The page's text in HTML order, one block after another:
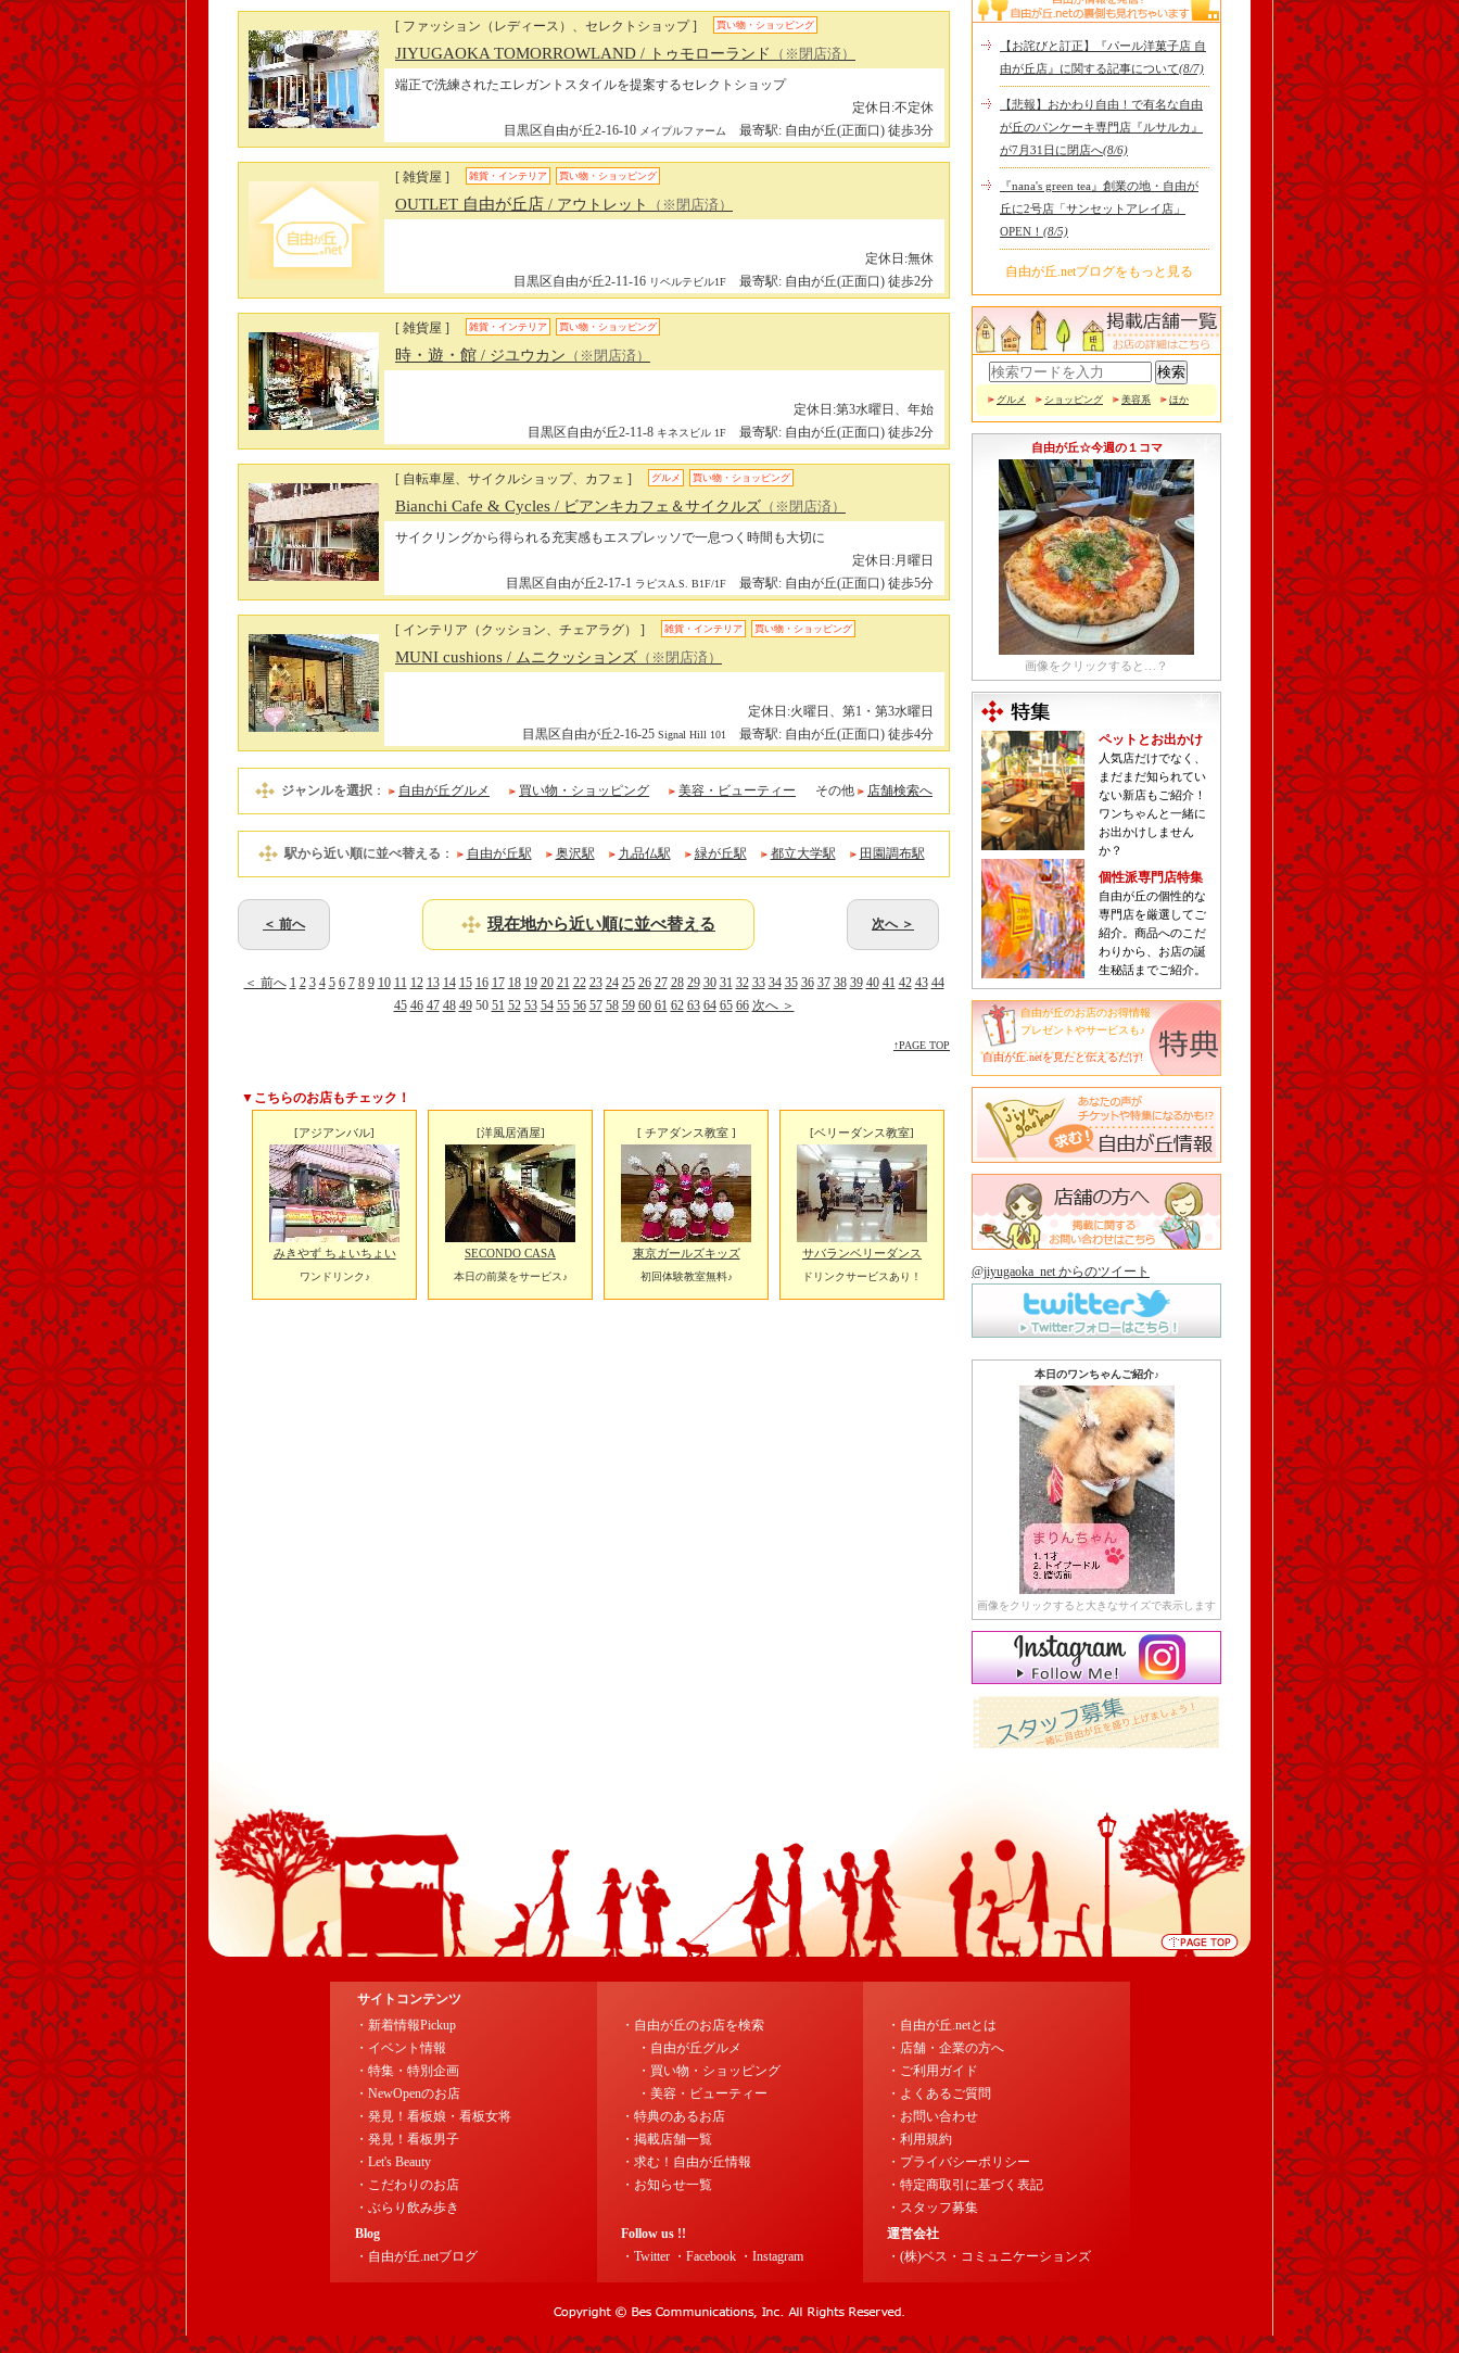
[ ファッション（レディース）、セレクトショップ ] 買い物・ショッピング
JIYUGAOKA TOMORROWLAND / トゥモローランド
（※閉店済）
端正で洗練されたエレガントスタイルを提案するセレクトショップ
定休日:不定休
目黒区自由が丘2-16-10 メイプルファーム 最寄駅: 自由が丘(正面口) 徒歩3分
[ 雑貨屋 ] 雑貨・インテリア 買い物・ショッピング
OUTLET 自由が丘店 / アウトレット （※閉店済）
定休日:無休
目黒区自由が丘2-11-16 リベルテビル1F 最寄駅: 自由が丘(正面口) 徒歩2分
[ 雑貨屋 ] 雑貨・インテリア 買い物・ショッピング
時・遊・館 / ジユウカン （※閉店済）
定休日:第3水曜日、年始
目黒区自由が丘2-11-8 キネスビル 1F 最寄駅: 自由が丘(正面口) 徒歩2分
[ 自転車屋、サイクルショップ、カフェ ] グルメ 買い物・ショッピング
Bianchi Cafe & Cycles / ビアンキカフェ＆サイクルズ （※閉店済）
サイクリングから得られる充実感もエスプレッソで一息つく時間も大切に
定休日:月曜日
目黒区自由が丘2-17-1 ラピスA.S. B1F/1F 最寄駅: 自由が丘(正面口) 徒歩5分
[ インテリア（クッション、チェアラグ） ] 雑貨・インテリア 買い物・ショッピング
MUNI cushions / ムニクッションズ （※閉店済）
定休日:火曜日、第1・第3水曜日
目黒区自由が丘2-16-25 Signal Hill 101 最寄駅: 自由が丘(正面口) 徒歩4分
ジャンルを選択 ： 自由が丘グルメ 買い物・ショッピング 美容・ビューティー その他 店舗検索へ
駅から近い順に並べ替える ： 自由が丘駅 奥沢駅 九品仏駅 緑が丘駅 都立大学駅 田園調布駅
＜ 前へ 現在地から近い順に並べ替える 次へ ＞
＜ 前へ 1 2 3 4 5 6 7 8 9 10 11 12 13 14 15 16 17 18 19 20 21 22 23 24 25 26 27 28 29 30 31 32 33 34 35 36 37 38 39 40 41 42 43 44
45 46 47 48 49 50 51 52 53 54 55 56 57 58 59 60 61 62 63 64 65 66 次へ ＞
↑PAGE TOP
▼こちらのお店もチェック！
[アジアンバル]
みきやず ちょいちょい
ワンドリンク♪
[洋風居酒屋]
SECONDO CASA
本日の前菜をサービス♪
[ チアダンス教室 ]
東京ガールズキッズ
初回体験教室無料♪
[ベリーダンス教室]
サバランベリーダンス
ドリンクサービスあり！
今年も南アルプス @sachiblueberryfarm か
ら美味しいブルーベリーが😋
https://www.instagram.com/sachi..
tomoru
土曜日限定ランチセット(12:00〜15:00)は
じまりました！※数量限定その日のおす
cheese & booze ost
【 平日限定ランチメニュー 】 ワンプレー
色々付くようにな..
京都九条ねぎ焼き専門店 ねぎ家 -時代
家 旬-
【ランチ限定】鉄板炙りホルモン丼🔥本
日も大人気！香ばしく炙った新鮮ホルモ
ンに、濃厚な京都味噌だれ..
冷え性改善協会 ICITO
【 よもぎ蒸しやリラクゼーション専門の
顧問契約 】 冷え性改善協会は、小規模の
エステサロン、リ..
【お詫びと訂正】『パール洋菓子店 自
由が丘店』に関する記事について(8/7)
【悲報】おかわり自由！で有名な自由
が丘のパンケーキ専門店『ルサルカ』
が7月31日に閉店へ(8/6)
『nana's green tea』創業の地・自由が
丘に2号店「サンセットアレイ店」
OPEN！ (8/5)
自由が丘.netブログをもっと見る
グルメ ショッピング 美容系 ほか
自由が丘☆今週の１コマ
画像をクリックすると…？
ペットとお出かけ
人気店だけでなく、
まだまだ知られてい
ない新店もご紹介！
ワンちゃんと一緒に
お出かけしません
か？
個性派専門店特集
自由が丘の個性的な
専門店を厳選してご
紹介。商品へのこだ
わりから、お店の誕
生秘話までご紹介。
自由が丘のお店のお得情報
プレゼントやサービスも♪
自由が丘.netを見たと伝えるだけ!
@jiyugaoka_net からのツイート
本日のワンちゃんご紹介♪
画像をクリックすると大きなサイズで表示します
サイトコンテンツ
・新着情報Pickup
・イベント情報
・特集・特別企画
・NewOpenのお店
・発見！看板娘・看板女将
・発見！看板男子
・Let's Beauty
・こだわりのお店
・ぶらり飲み歩き
Blog
・自由が丘.netブログ
・自由が丘のお店を検索
・自由が丘グルメ
・買い物・ショッピング
・美容・ビューティー
・特典のあるお店
・掲載店舗一覧
・求む！自由が丘情報
・お知らせ一覧
Follow us !!
・Twitter
・Facebook ・Instagram
・自由が丘.netとは
・店舗・企業の方へ
・ご利用ガイド
・よくあるご質問
・お問い合わせ
・利用規約
・プライバシーポリシー
・特定商取引に基づく表記
・スタッフ募集
運営会社
・(株)ベス・コミュニケーションズ